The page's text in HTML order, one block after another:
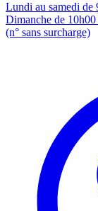
Lundi au samedi de
Dimanche de
(n° sans surcharge)